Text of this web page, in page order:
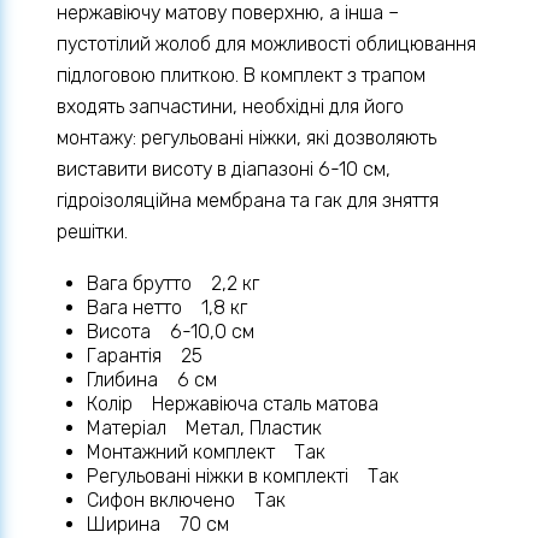
нержавіючу матову поверхню, а інша –
пустотілий жолоб для можливості облицювання
підлоговою плиткою. В комплект з трапом
входять запчастини, необхідні для його
монтажу: регульовані ніжки, які дозволяють
виставити висоту в діапазоні 6-10 см,
гідроізоляційна мембрана та гак для зняття
решітки.
Вага брутто 2,2 кг
Вага нетто 1,8 кг
Висота 6-10,0 см
Гарантія 25
Глибина 6 см
Колір Нержавіюча сталь матова
Матеріал Метал, Пластик
Монтажний комплект Так
Регульовані ніжки в комплекті Так
Сифон включено Так
Ширина 70 см